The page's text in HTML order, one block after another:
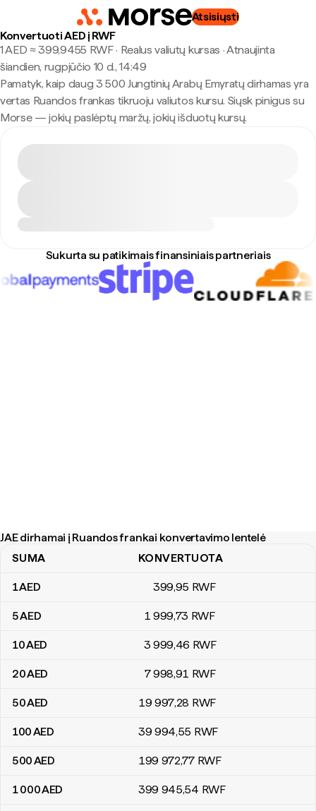
Atsisiųsti
Konvertuoti AED į RWF
1 AED ≈ 399,9455 RWF · Realus valiutų kursas ·Atnaujinta
šiandien, rugpjūčio 10 d., 14:49
Pamatyk, kaip daug 3 500 Jungtinių Arabų Emyratų dirhamas yra
vertas Ruandos frankas tikruoju valiutos kursu. Siųsk pinigus su
Morse — jokių paslėptų maržų, jokių išduotų kursų.
Sukurta su patikimais finansiniais partneriais
JAE dirhamai į Ruandos frankai konvertavimo lentelė
JAE dirhamai į Ruandos frankai konvertavimo lentelė
SUMA KONVERTUOTA
1AED 399,95 RWF
5AED 1 999,73 RWF
10AED 3 999,46 RWF
20AED 7 998,91 RWF
50AED 19 997,28 RWF
100AED 39 994,55 RWF
500AED 199 972,77 RWF
1 000AED 399 945,54 RWF